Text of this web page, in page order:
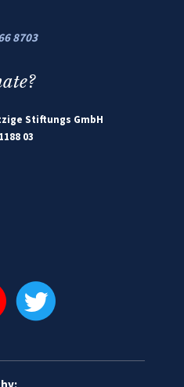
8703
Stiftungs GmbH
03